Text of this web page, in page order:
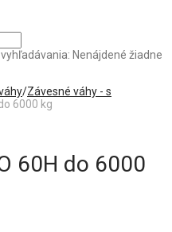
Nenájdené žiadne
/Závesné váhy - s
6000 kg
60H do 6000